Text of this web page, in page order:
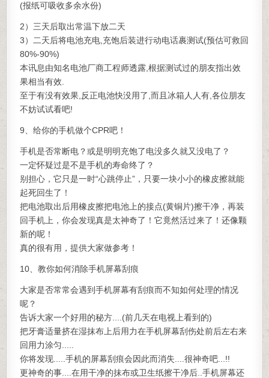
(报纸可吸收多余水份)
2）三天后取出常温下放二天
3）二天后将电池充电,充饱后装进行动电话裹测试(预估可救回
80%-90%)
本讯息由知名电池厂商工程师透露,根据测试过的朋友指出效
果相当有效.
至于有没有效果,反正电池快没用了,而且冰箱人人有,各位朋友
不妨试试看吧!
9、给你的手机做个CPR吧！
手机是否常断电？或是明明充饱了电没多久就又没电了？
一定怀疑过是不是手机的寿命终了？
别担心，它只是一时“心跳停止”，只要一块小小的橡皮擦就能
起死回生了！
把电池取出后用橡皮擦把电池上的接点(黄铜片)擦干净，再装
回手机上，你会发现真是太神奇了！它竟然活过来了！还像颗
新的呢！
真的很有用，提供大家做参考！
10、教你如何消除手机屏幕刮痕
大家是否常常会遇到手机屏幕有刮痕而不知如何处理的情况
呢？
告诉大家一个好用的秘方....(前几天在电视上看到的)
把牙膏适量挤在湿抹布上后用力在手机屏幕刮伤处前后左右来
回用力涂匀.....
你将发现.....手机的屏幕刮痕会因此而消失....很神奇吧...!!
更神奇的事....在用干净的抹布或卫生纸擦干净后..手机屏幕还